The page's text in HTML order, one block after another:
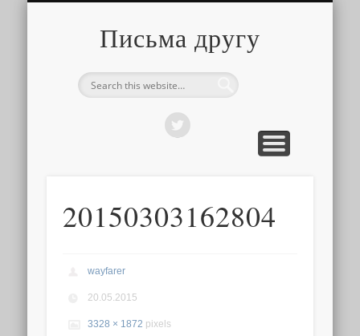
Письма другу
20150303162804
wayfarer
20.05.2015
3328 × 1872 pixels